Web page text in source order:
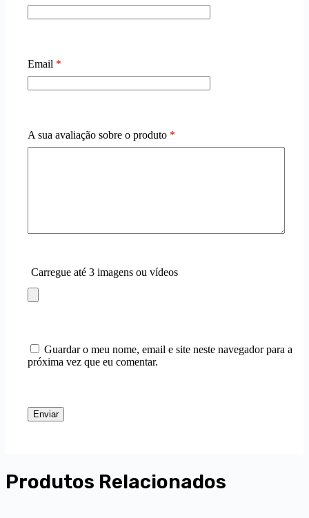
Email *
A sua avaliação sobre o produto *
Carregue até 3 imagens ou vídeos
Guardar o meu nome, email e site neste navegador para a
próxima vez que eu comentar.
Enviar
Produtos Relacionados